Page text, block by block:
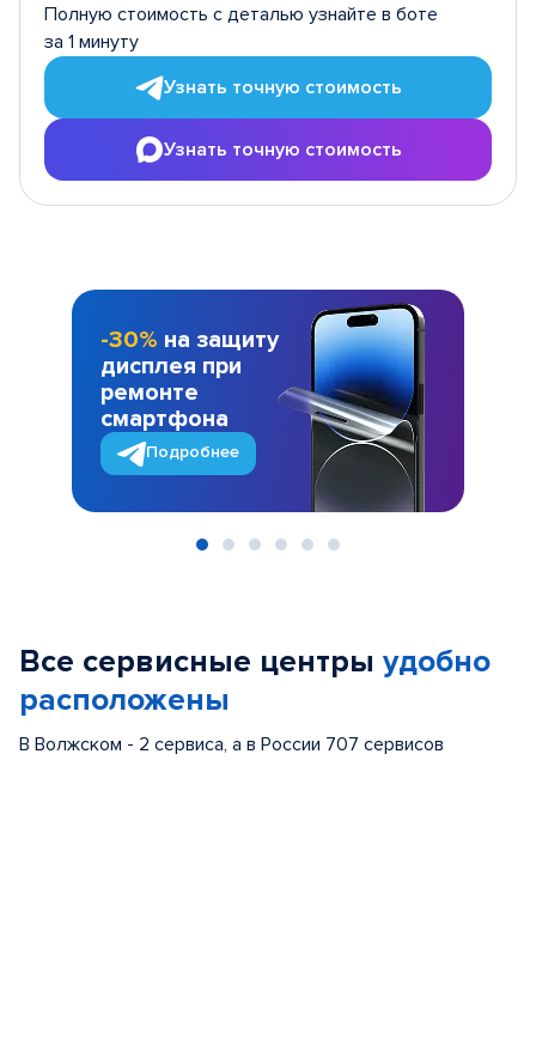
Полную стоимость с деталью узнайте в боте
за 1 минуту
Узнать точную стоимость
Узнать точную стоимость
-30% на защиту
дисплея при
ремонте
смартфона
Подробнее
Все сервисные центры удобно
расположены
В Волжском - 2 сервиса, а в России 707 сервисов